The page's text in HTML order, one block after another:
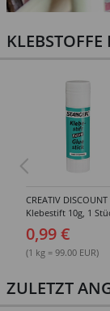
CREATIV DISCOUNT
Klebestift 10g, 1
0,99 €
(1 kg = 99.00 EUR)
ZULETZT